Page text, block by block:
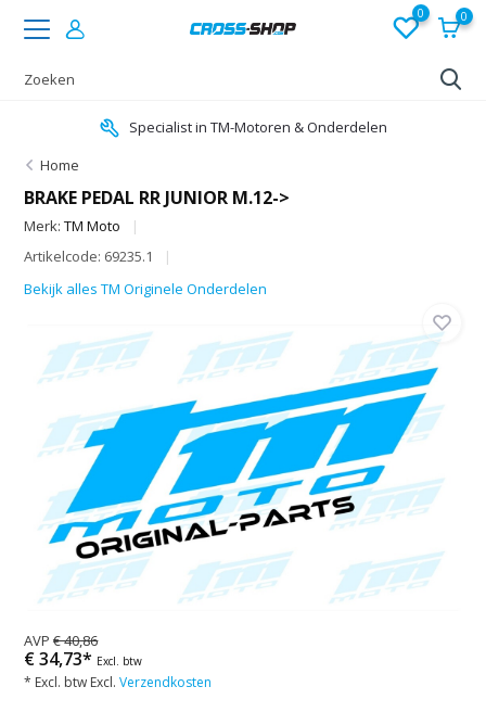
0 0
Specialist in TM-Motoren & Onderdelen
Home
BRAKE PEDAL RR JUNIOR M.12->
Merk:TM Moto
Artikelcode: 69235.1
Bekijk alles TM Originele Onderdelen
AVP€ 40,86
€ 34,73* Excl. btw
* Excl. btw Excl.Verzendkosten